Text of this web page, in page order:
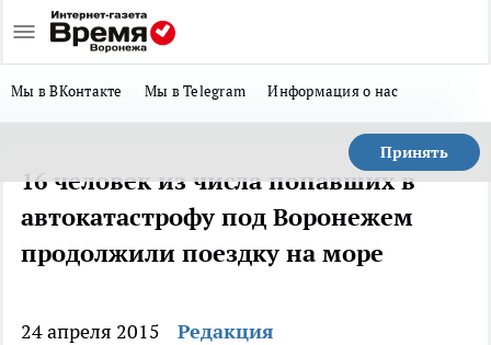
Мы в ВКонтакте Мы в Telegram Информация о нас
Принять
16 человек из числа попавших в
автокатастрофу под Воронежем
продолжили поездку на море
24 апреля 2015
Редакция